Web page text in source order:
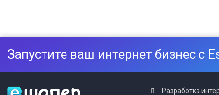
Запустите ваш интернет бизнес с
Разработка